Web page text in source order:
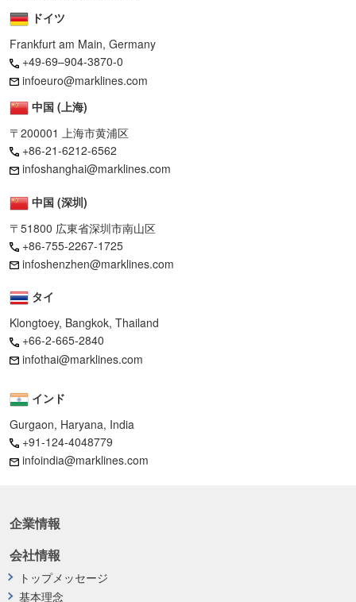
ドイツ
Frankfurt am Main, Germany
+49-69–904-3870-0
infoeuro@marklines.com
中国 (上海)
〒200001 上海市黄浦区
+86-21-6212-6562
infoshanghai@marklines.com
中国 (深圳)
〒51800 広東省深圳市南山区
+86-755-2267-1725
infoshenzhen@marklines.com
タイ
Klongtoey, Bangkok, Thailand
+66-2-665-2840
infothai@marklines.com
インド
Gurgaon, Haryana, India
+91-124-4048779
infoindia@marklines.com
企業情報
会社情報
トップメッセージ
基本理念